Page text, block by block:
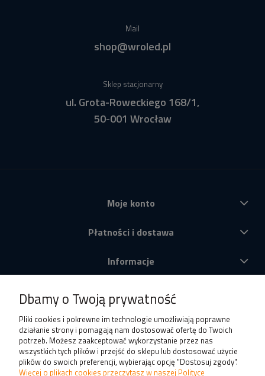
Mail
shop@wroled.pl
Sklep stacjonarny
ul. Grota-Roweckiego 168/1,
50-001 Wrocław
Moje konto
Płatności i dostawa
Informacje
Produkty
Dbamy o Twoją prywatność
Pliki cookies i pokrewne im technologie umożliwiają poprawne
działanie strony i pomagają nam dostosować ofertę do Twoich
potrzeb. Możesz zaakceptować wykorzystanie przez nas
wszystkich tych plików i przejść do sklepu lub dostosować użycie
plików do swoich preferencji, wybierając opcję "Dostosuj zgody".
Więcej o plikach cookies przeczytasz w naszej Polityce